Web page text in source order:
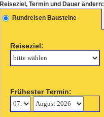
Reiseziel, Termin und Dauer ändern:
Rundreisen Bausteine
Reiseziel:
Frühester Termin: